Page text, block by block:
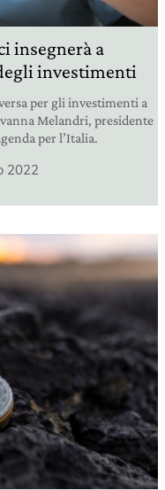
insegnerà a
investimenti
per gli investimenti a
Melandri, presidente
per l’Italia.
2022